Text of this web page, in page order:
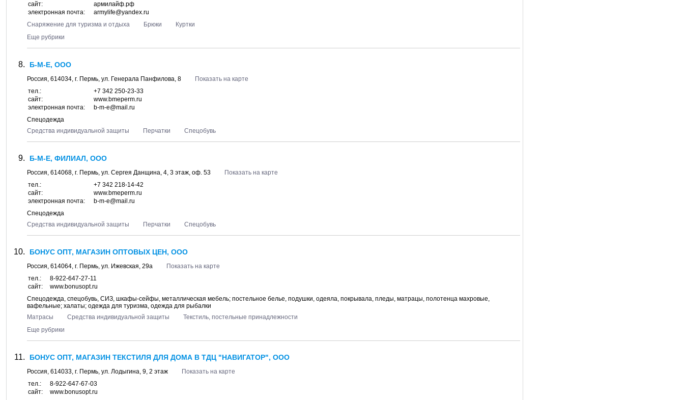
сайт:
армилайф.рф
электронная почта:
armylife@yandex.ru
Снаряжение для туризма и отдыха
Брюки
Куртки
Еще рубрики
Б-М-Е, ООО
Россия, 614034, г. Пермь, ул. Генерала Панфилова, 8
Показать на карте
тел.:
+7 342 250-23-33
сайт:
www.bmeperm.ru
электронная почта:
b-m-e@mail.ru
Спецодежда
Средства индивидуальной защиты
Перчатки Спецобувь
Б-М-Е, ФИЛИАЛ, ООО
Россия, 614068, г. Пермь, ул. Сергея Данщина, 4, 3 этаж, оф. 53
Показать на карте
тел.:
+7 342 218-14-42
сайт:
www.bmeperm.ru
электронная почта:
b-m-e@mail.ru
Спецодежда
Средства индивидуальной защиты
Перчатки Спецобувь
БОНУС ОПТ, МАГАЗИН ОПТОВЫХ ЦЕН, ООО
Россия, 614064, г. Пермь, ул. Ижевская, 29а
Показать на карте
тел.:
8-922-647-27-11
сайт:
www.bonusopt.ru
Спецодежда, спецобувь, СИЗ, шкафы-сейфы, металлическая мебель; постельное белье, подушки, одеяла, покрывала, пледы, матрацы, полотенца махровые,
вафельные; халаты; одежда для туризма, одежда для рыбалки
Матрасы
Средства индивидуальной защиты
Текстиль, постельные принадлежности
Еще рубрики
БОНУС ОПТ, МАГАЗИН ТЕКСТИЛЯ ДЛЯ ДОМА В ТДЦ "НАВИГАТОР", ООО
Россия, 614033, г. Пермь, ул. Лодыгина, 9, 2 этаж
Показать на карте
тел.:
8-922-647-67-03
сайт:
www.bonusopt.ru